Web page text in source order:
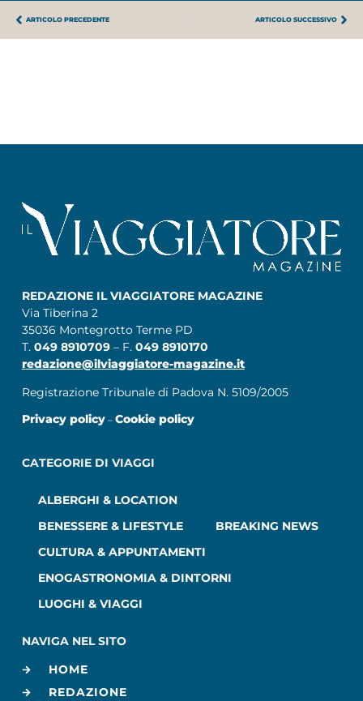
ARTICOLO PRECEDENTE ARTICOLO SUCCESSIVO
REDAZIONE IL VIAGGIATORE MAGAZINE
Via Tiberina 2
35036 Montegrotto Terme PD
T. 049 8910709 – F. 049 8910170
redazione@ilviaggiatore-magazine.it
Registrazione Tribunale di Padova N. 5109/2005
Privacy policy– Cookie policy
CATEGORIE DI VIAGGI
ALBERGHI & LOCATION
BENESSERE & LIFESTYLE
BREAKING NEWS
CULTURA & APPUNTAMENTI
ENOGASTRONOMIA & DINTORNI
LUOGHI & VIAGGI
NAVIGA NEL SITO
HOME
REDAZIONE